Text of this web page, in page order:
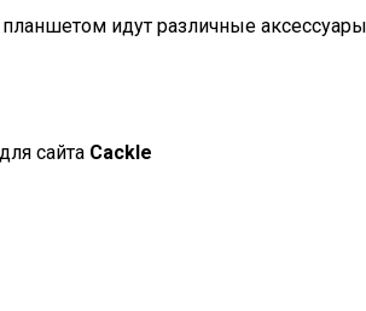
идут различные
сайта Cackle